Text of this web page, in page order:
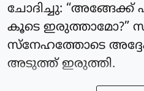
ചോദിച്ചു:
കൂടെ ഇരുത്താമോ?”
സ്നേഹത്തോടെ
അടുത്ത് ഇരുത്തി.